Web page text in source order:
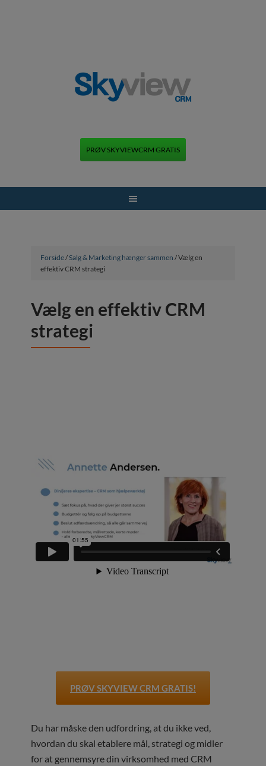
PRØV SKYVIEWCRM GRATIS
Forside/Salg & Marketing hænger sammen / Vælg en
effektiv CRM strategi
Vælg en effektiv CRM
strategi
PRØV SKYVIEW CRM GRATIS!
Du har måske den udfordring, at du ikke ved,
hvordan du skal etablere mål, strategi og midler
for at gennemsyre din virksomhed med CRM